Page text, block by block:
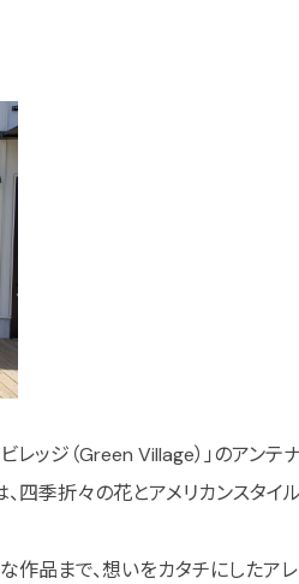
ッジ（Green Village）」のアンテナ
、四季折々の花とアメリカンスタ
品まで、想いをカタチにしたアレ